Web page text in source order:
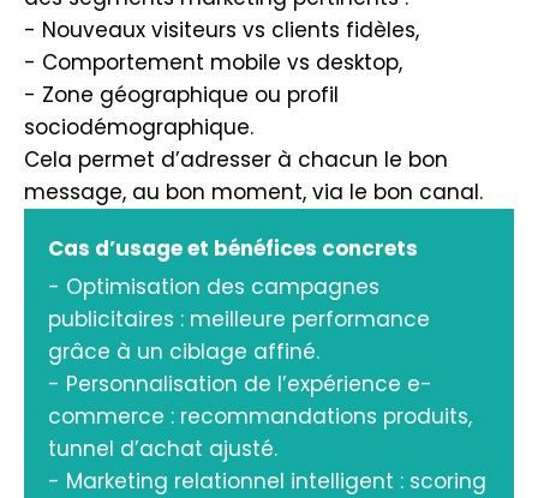
- Nouveaux visiteurs vs clients fidèles,
- Comportement mobile vs desktop,
- Zone géographique ou profil
sociodémographique.
Cela permet d’adresser à chacun le bon
message, au bon moment, via le bon canal.
Cas d’usage et bénéfices concrets
- Optimisation des campagnes
publicitaires : meilleure performance
grâce à un ciblage affiné.
- Personnalisation de l’expérience e-
commerce : recommandations produits,
tunnel d’achat ajusté.
- Marketing relationnel intelligent : scoring